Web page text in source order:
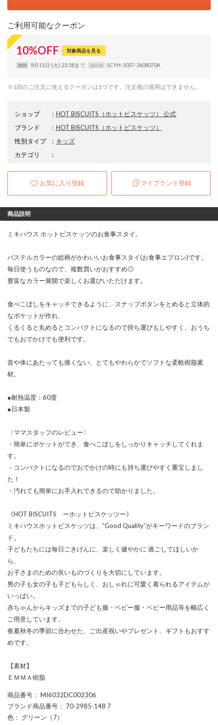
ご利用可能なクーポン
10%OFF 対象商品を見る
期間 8月11日 (火) 23:58まで コード SCYH-2037-2608070A
※1回のご注文に使えるクーポンは1つです。注文後の適用はできません。
ショップ ： HOT BISCUITS（ホットビスケッツ） 公式
ブランド
： HOT BISCUITS （ホットビスケッツ）
性別タイプ
： キッズ
カテゴリ
：
お気に入り登録 マイブランド登録
商品説明
ミキハウス ホットビスケッツのお食事スタイ。
パステルカラーの総柄がかわいいお食事スタイ(お食事エプロン)です。
毎日使うものなので、複数買いがおすすめ◎
豊富なカラー展開で楽しくお選びいただけます。
食べこぼしをキャッチできるように、スナップボタンをとめると立体的
なポケットが作れ、
くるくると丸めるとコンパクトになるので持ち運びもしやすく、おうち
でもおでかけでも便利です。
首や体にあたっても痛くない、とてもやわらかでソフトな柔軟樹脂素
材。
●耐熱温度：60度
●日本製
〈ママスタッフのレビュー〉
・簡単にポケットができ、食べこぼしをしっかりキャッチしてくれま
す。
・コンパクトになるのでおでかけの時にも持ち運びやすく重宝しまし
た！
・汚れても簡単にお手入れできるので助かりました。
《HOT BISCUITS ーホットビスケッツー》
ミキハウスホットビスケッツは、”Good Quality”がキーワードのブラン
ド。
子どもたちには毎日ごきげんに、楽しく健やかに 過ごしてほしいか
ら、
お子さまのための良いものづくりを大切にしています。
男の子も女の子も子どもらしく、おしゃれに可愛く着られるアイテムが
いっぱい。
赤ちゃんからキッズまでの子ども服・ベビー服・ベビー用品等を幅広く
ご用意しています。
春夏秋冬の季節に合わせた、ご出産祝いやプレゼント、ギフトもおすす
めです。
【素材】
ＥＭＭＡ樹脂
商品番号 ： MI6032DC002306
ブランド商品番号 ： 70-2985-148 7
色 ： グリーン（7）